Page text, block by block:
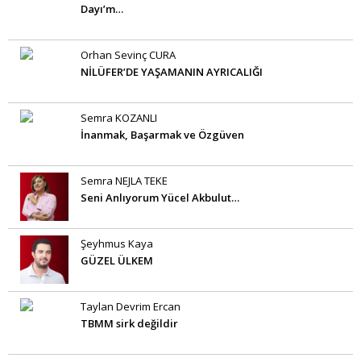
Dayı’m…
Orhan Sevinç CURA
NİLÜFER’DE YAŞAMANIN AYRICALIĞI
Semra KOZANLI
İnanmak, Başarmak ve Özgüven
Semra NEJLA TEKE
Seni Anlıyorum Yücel Akbulut…
Şeyhmus Kaya
GÜZEL ÜLKEM
Taylan Devrim Ercan
TBMM sirk değildir